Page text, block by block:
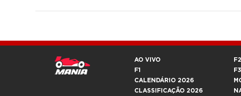
AO VIVO
F1
CALENDÁRIO 2026
CLASSIFICAÇÃO 2026
F2
F3